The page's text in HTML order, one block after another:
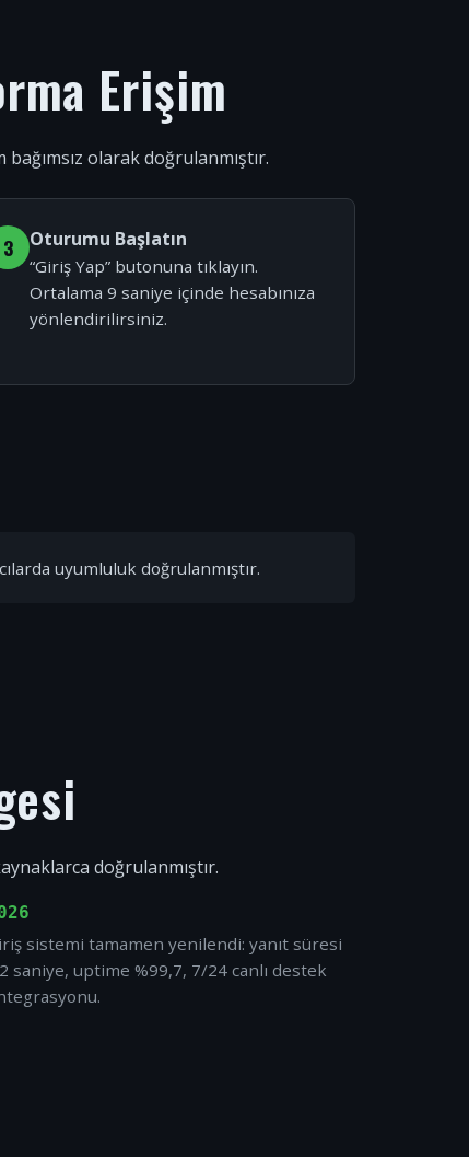
Erişim
olarak doğrulanmıştır.
3 Oturumu Başlatın
“Giriş Yap” butonuna tıklayın.
Ortalama 9 saniye içinde hesabınıza
yönlendirilirsiniz.
uyumluluk doğrulanmıştır.
doğrulanmıştır.
sistemi tamamen yenilendi: yanıt süresi
saniye, uptime %99,7, 7/24 canlı destek